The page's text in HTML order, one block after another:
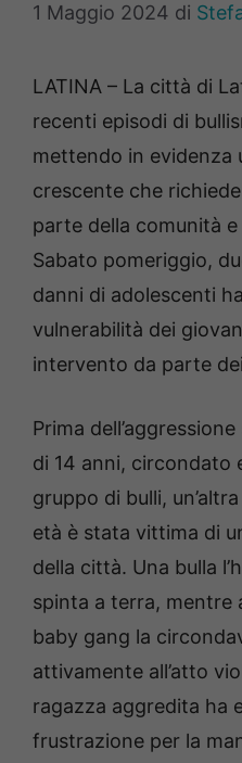
1 Maggio 2024 di
LATINA – La città di
recenti episodi di
mettendo in evidenza
crescente che
parte della comunità
Sabato pomeriggio,
danni di adolescenti
vulnerabilità dei
intervento da parte
Prima
di 14 anni, circondato
gruppo di bulli,
età è stata vittima di
della città. Una bulla
spinta a terra, mentre
baby gang la
attivamente all’atto
ragazza aggredita ha
frustrazione per la